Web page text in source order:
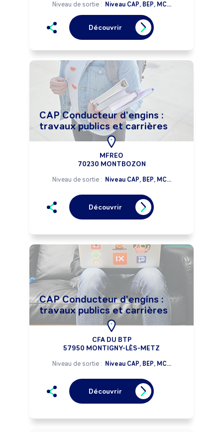
Niveau de sortie : Niveau CAP, BEP, MC...
Découvrir
CAP Conducteur d'engins :
travaux publics et carrières
MFREO
70230 MONTBOZON
Niveau de sortie : Niveau CAP, BEP, MC...
Découvrir
CAP Conducteur d'engins :
travaux publics et carrières
CFA DU BTP
57950 MONTIGNY-LÈS-METZ
Niveau de sortie : Niveau CAP, BEP, MC...
Découvrir